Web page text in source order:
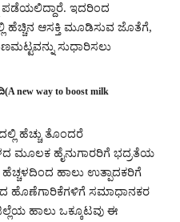
ಪಡೆಯಲಿದ್ದಾರೆ. ಇದರಿಂದ
ಹೆಚ್ಚಿನ ಆಸಕ್ತಿ ಮೂಡಿಸುವ ಜೊತೆಗೆ,
ಸುಧಾರಿಸಲು
new way to boost milk
ಹೆಚ್ಚು ತೊಂದರೆ
ಮೂಲಕ ಹೈನುಗಾರರಿಗೆ ಭದ್ರತೆಯ
ಹಾಲು ಉತ್ಪಾದಕರಿಗೆ
ಹೊಣೆಗಾರಿಕೆಗಳಿಗೆ ಸಮಾಧಾನಕರ
ಹಾಲು ಒಕ್ಕೂಟವು ಈ